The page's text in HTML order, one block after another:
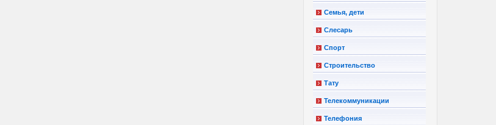
Семья, дети
Слесарь
Спорт
Строительство
Тату
Телекоммуникации
Телефония